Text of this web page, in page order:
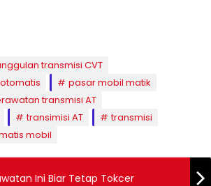
transmisi CVT
pasar mobil matik
transmisi AT
transimisi AT
transmisi
mobil
Ini Biar Tetap Tokcer